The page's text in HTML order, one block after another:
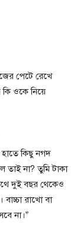
পেটে রেখে
ওকে নিয়ে
কিছু নগদ
তাই না? তুমি টাকা
দুই বছর থেকেও
রাখো বা
না।”